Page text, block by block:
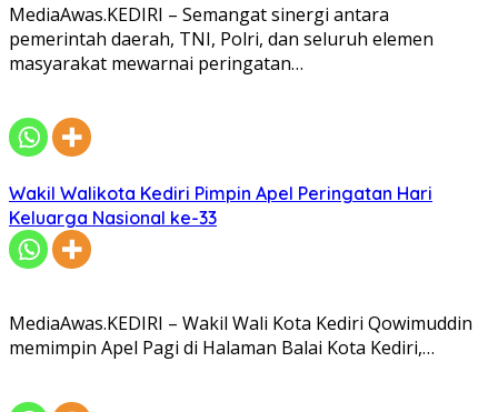
MediaAwas.KEDIRI – Semangat sinergi antara
pemerintah daerah, TNI, Polri, dan seluruh elemen
masyarakat mewarnai peringatan…
Wakil Walikota Kediri Pimpin Apel Peringatan Hari
Keluarga Nasional ke-33
MediaAwas.KEDIRI – Wakil Wali Kota Kediri Qowimuddin
memimpin Apel Pagi di Halaman Balai Kota Kediri,…